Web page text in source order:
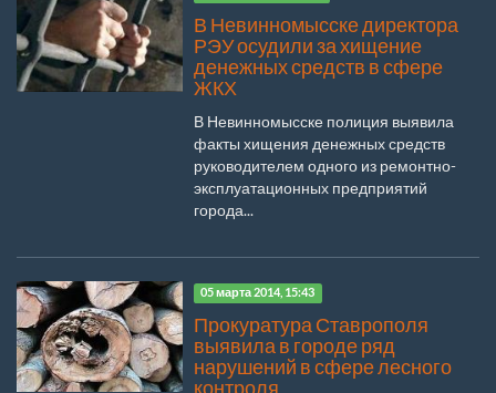
В Невинномысске директора
РЭУ осудили за хищение
денежных средств в сфере
ЖКХ
В Невинномысске полиция выявила
факты хищения денежных средств
руководителем одного из ремонтно-
эксплуатационных предприятий
города...
05 марта 2014, 15:43
Прокуратура Ставрополя
выявила в городе ряд
нарушений в сфере лесного
контроля